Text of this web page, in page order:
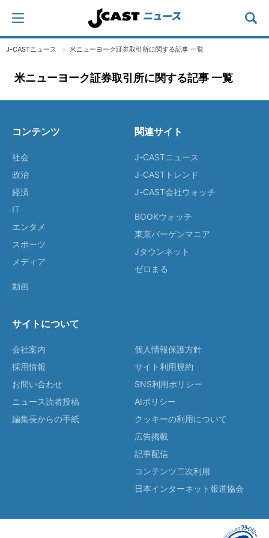
J-CASTニュース 米ニューヨーク証券取引所に関する記事 一覧
米ニューヨーク証券取引所に関する記事 一覧
コンテンツ
社会
政治
経済
IT
エンタメ
スポーツ
メディア
動画
関連サイト
J-CASTニュース
J-CASTトレンド
J-CAST会社ウォッチ
BOOKウォッチ
東京バーゲンマニア
Jタウンネット
ゼロまる
サイトについて
会社案内
採用情報
お問い合わせ
ニュース読者投稿
編集長からの手紙
個人情報保護方針
サイト利用規約
SNS利用ポリシー
AIポリシー
クッキーの利用について
広告掲載
記事配信
コンテンツ二次利用
日本インターネット報道協会